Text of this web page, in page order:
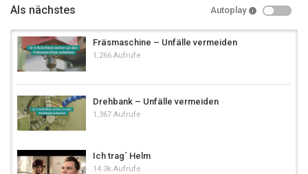
Als nächstes Autoplay
Fräsmaschine – Unfälle vermeiden
1,266 Aufrufe
Drehbank – Unfälle vermeiden
1,367 Aufrufe
Ich trag´ Helm
14.3k Aufrufe